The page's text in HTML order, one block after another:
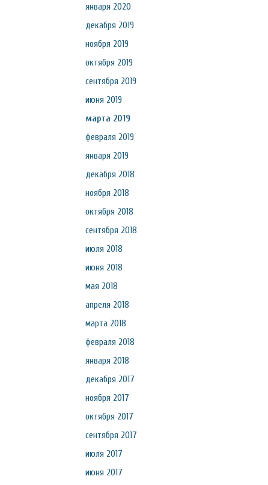
января 2020
декабря 2019
ноября 2019
октября 2019
сентября 2019
июня 2019
марта 2019
февраля 2019
января 2019
декабря 2018
ноября 2018
октября 2018
сентября 2018
июля 2018
июня 2018
мая 2018
апреля 2018
марта 2018
февраля 2018
января 2018
декабря 2017
ноября 2017
октября 2017
сентября 2017
июля 2017
июня 2017